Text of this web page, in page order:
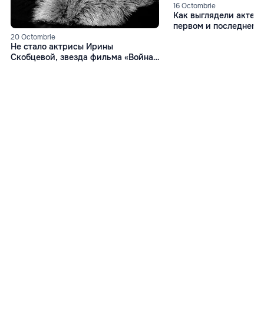
20 Octombrie
Не стало актрисы Ирины
Скобцевой, звезда фильмa «Война
16 Octombrie
Как выглядели
первом и последнем